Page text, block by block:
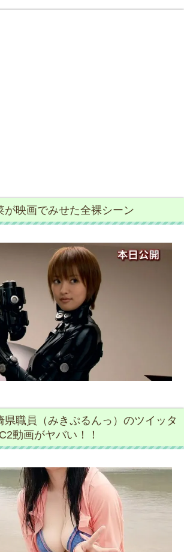
が映画でみせた全裸シーン
県職員（みきぷるんっ）のツイッタ
動画がヤバい！！